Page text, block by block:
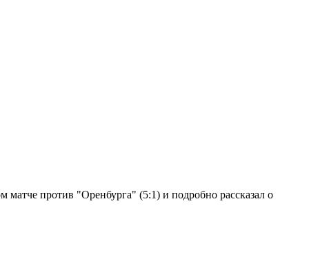
матче против "Оренбурга" (5:1) и подробно рассказал о